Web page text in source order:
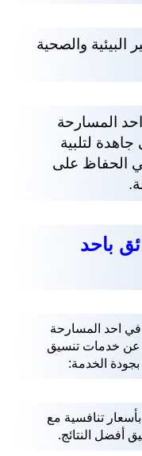
البيئية والصحية
المسارحة
لتلبية
الحفاظ على
باحد
احد المسارحة
عن خدمات تنسيق
الخدمة:
تنافسية مع
أفضل النتائج.